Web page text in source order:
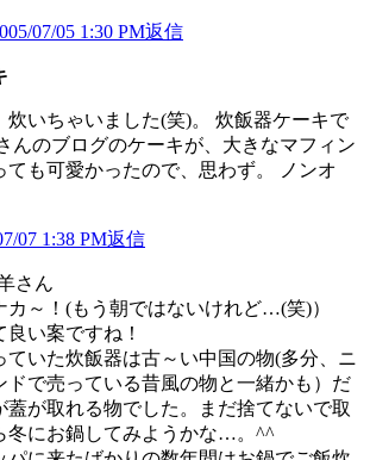
07/05 1:30 PM返信
いちゃいました(笑)。 炊飯器ケーキで
んのブログのケーキが、大きなマフィン
ても可愛かったので、思わず。 ノンオ
07 1:38 PM返信
さん
カ～！(もう朝ではないけれど…(笑)）
い案ですね！
ていた炊飯器は古～い中国の物(多分、ニ
ドで売っている昔風の物と一緒かも）だ
蓋が取れる物でした。まだ捨てないで取
冬にお鍋してみようかな…。^^